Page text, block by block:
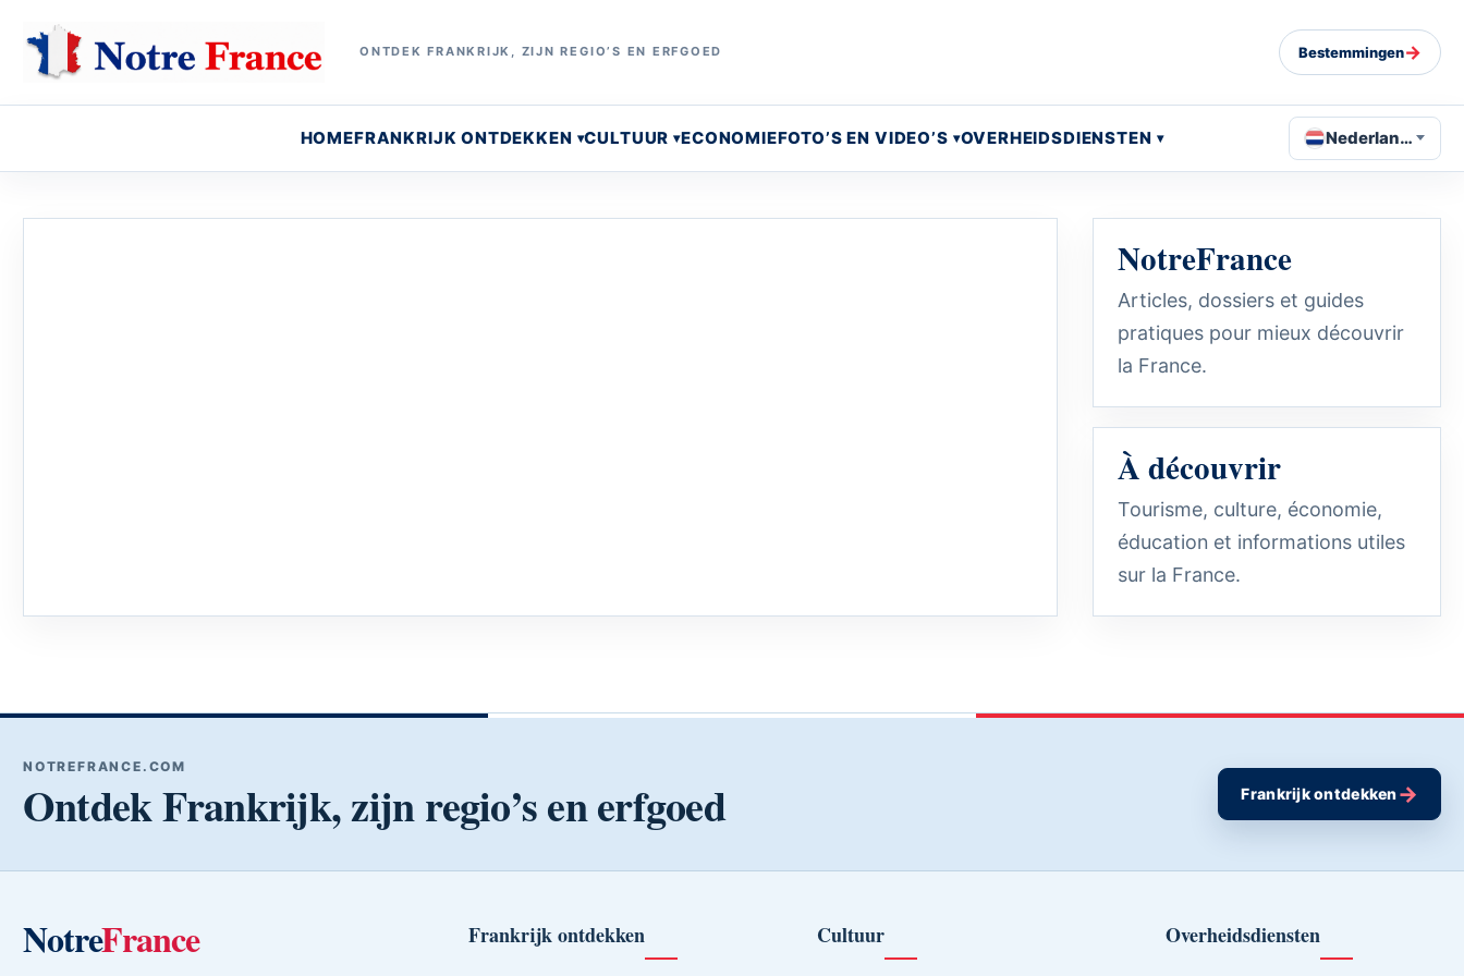
ONTDEK FRANKRIJK, ZIJN REGIO’S EN ERFGOED Bestemmingen→
HOMEFRANKRIJK ONTDEKKEN CULTUUR ECONOMIEFOTO’S EN VIDEO’S OVERHEIDSDIENSTEN Nederlands
NotreFrance
Articles, dossiers et guides
pratiques pour mieux découvrir
la France.
À découvrir
Tourisme, culture, économie,
éducation et informations utiles
sur la France.
NOTREFRANCE.COM
Ontdek Frankrijk, zijn regio’s en erfgoed Frankrijk ontdekken→
NotreFrance Frankrijk ontdekken Cultuur Overheidsdiensten